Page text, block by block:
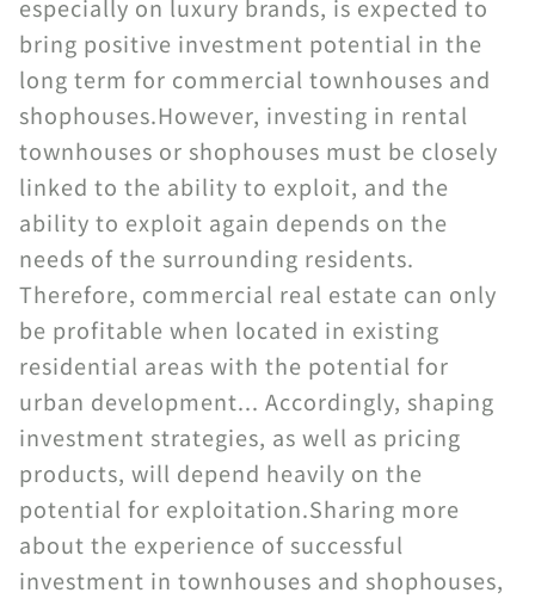
especially on luxury brands, is expected to
bring positive investment potential in the
long term for commercial townhouses and
shophouses.However, investing in rental
townhouses or shophouses must be closely
linked to the ability to exploit, and the
ability to exploit again depends on the
needs of the surrounding residents.
Therefore, commercial real estate can only
be profitable when located in existing
residential areas with the potential for
urban development... Accordingly, shaping
investment strategies, as well as pricing
products, will depend heavily on the
potential for exploitation.Sharing more
about the experience of successful
investment in townhouses and shophouses,